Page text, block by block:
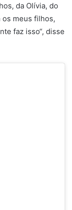
da Olívia, do
os meus filhos,
faz isso“, disse